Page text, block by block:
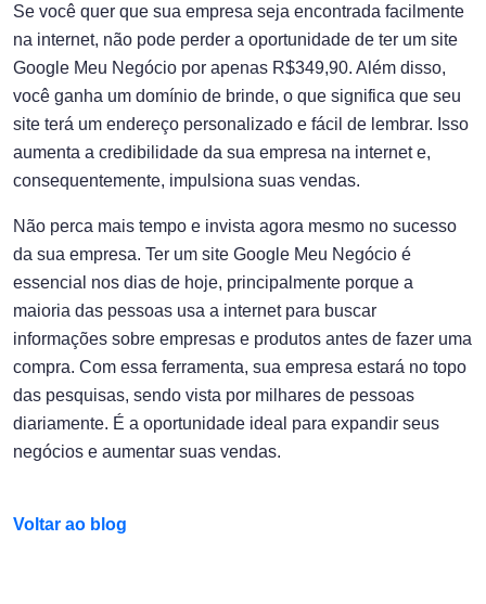
Se você quer que sua empresa seja encontrada facilmente
na internet, não pode perder a oportunidade de ter um site
Google Meu Negócio por apenas R$349,90. Além disso,
você ganha um domínio de brinde, o que significa que seu
site terá um endereço personalizado e fácil de lembrar. Isso
aumenta a credibilidade da sua empresa na internet e,
consequentemente, impulsiona suas vendas.
Não perca mais tempo e invista agora mesmo no sucesso
da sua empresa. Ter um site Google Meu Negócio é
essencial nos dias de hoje, principalmente porque a
maioria das pessoas usa a internet para buscar
informações sobre empresas e produtos antes de fazer uma
compra. Com essa ferramenta, sua empresa estará no topo
das pesquisas, sendo vista por milhares de pessoas
diariamente. É a oportunidade ideal para expandir seus
negócios e aumentar suas vendas.
Voltar ao blog